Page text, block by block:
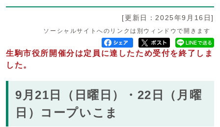
[更新日：2025年9月16日]
ソーシャルサイトへのリンクは別ウィンドウで開きます
生駒市役所開催分は定員に達したため受付を終了しま
した。
9月21日（日曜日）・22日（月曜
日）コープいこま